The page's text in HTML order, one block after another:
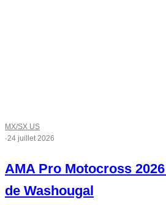
MX/SX US
·24 juillet 2026
AMA Pro Motocross
de Washougal